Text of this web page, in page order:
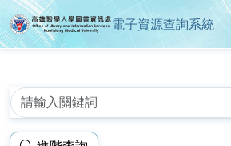
高雄醫學大學圖書資
電子資源查詢系統